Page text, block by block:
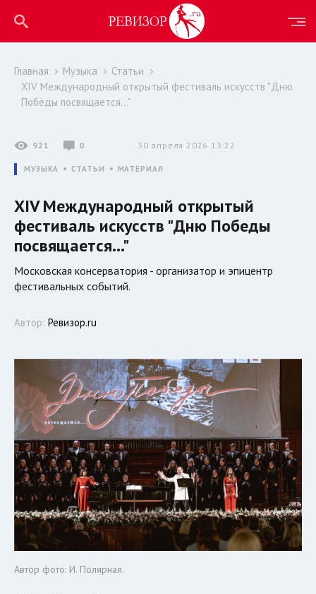
Главная Музыка
Статьи
XIV Международный открытый фестиваль искусств "Дню
Победы посвящается..."
921 0 30 апреля 2026 13:22
МУЗЫКА СТАТЬИ МАТЕРИАЛ
XIV Международный открытый
фестиваль искусств "Дню Победы
посвящается..."
Московская консерватория - организатор и эпицентр
фестивальных событий.
Автор: Ревизор.ru
Автор фото: И. Полярная.